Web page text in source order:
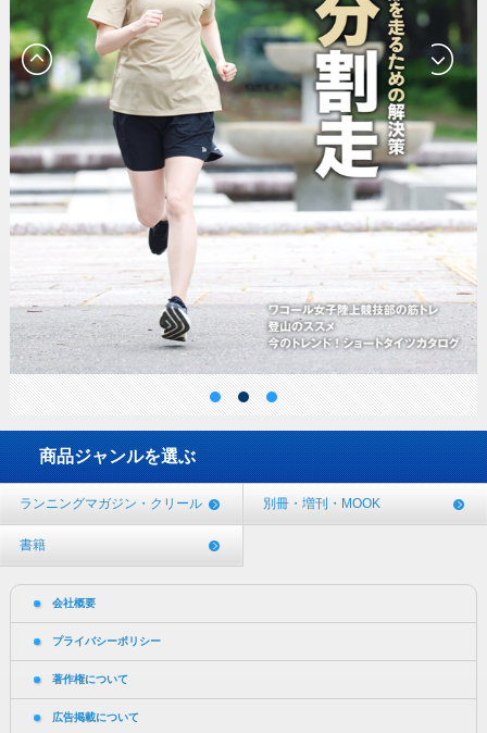
商品ジャンルを選ぶ
ランニングマガジン・クリール 別冊・増刊・MOOK
書籍
会社概要
プライバシーポリシー
著作権について
広告掲載について